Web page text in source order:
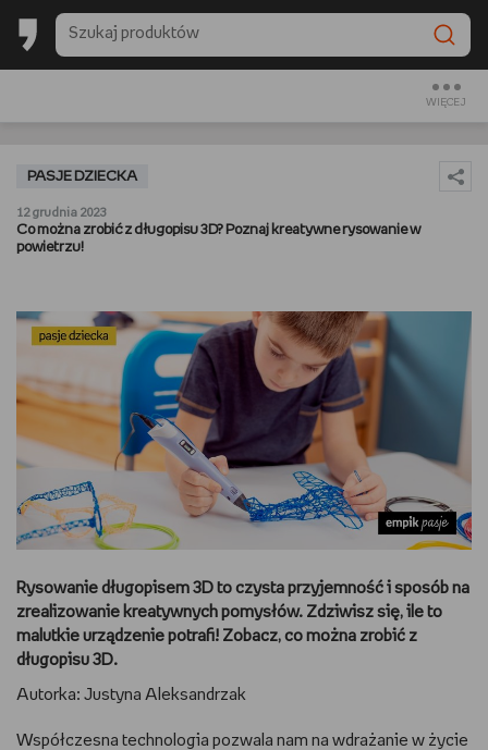
WIĘCEJ
BACK TO SCHOOL
SŁUCHAM
BACK TO SCHOOL
PREZENTOWNIKI
DIY
DBAM O URODĘ
TRENUJĘ
URZĄDZAM I DEKORUJĘ
MAM ZWIERZĘTA
PASJE DZIECKA
PASJE DZIECKA
12 grudnia 2023
Co można zrobić z długopisu 3D? Poznaj kreatywne rysowanie w
powietrzu!
Rysowanie długopisem 3D to czysta przyjemność i sposób na
zrealizowanie kreatywnych pomysłów. Zdziwisz się, ile to
malutkie urządzenie potrafi! Zobacz, co można zrobić z
długopisu 3D.
Autorka: Justyna Aleksandrzak
Współczesna technologia pozwala nam na wdrażanie w życie